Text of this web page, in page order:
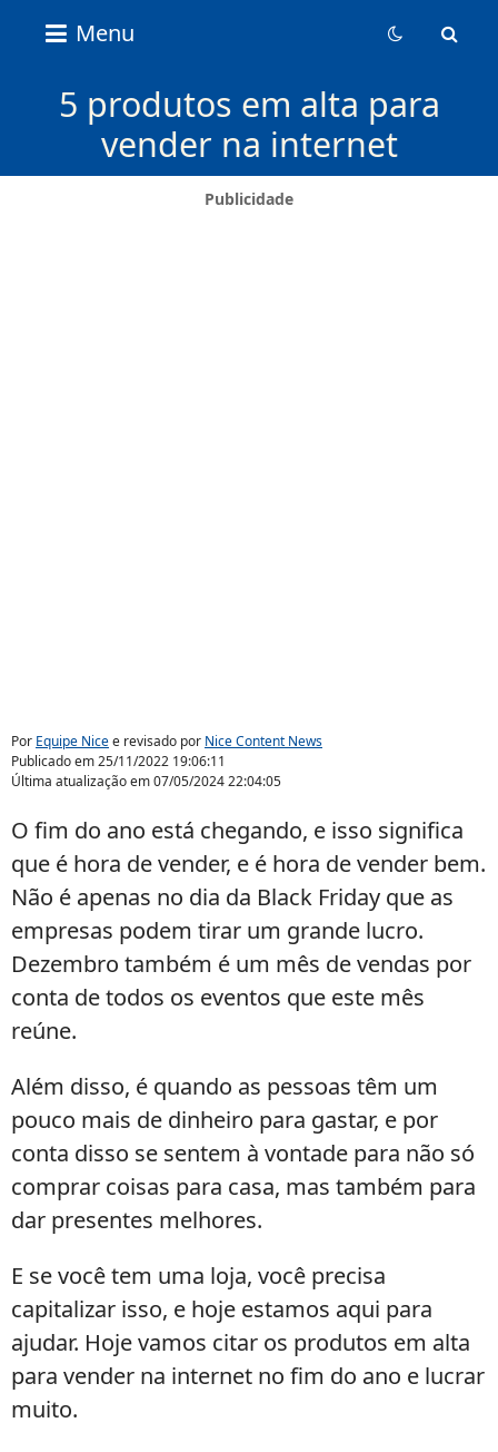
Content Menu
5 produtos em alta para
vender na internet
Por Equipe Nicee revisado por Nice Content News
Publicado em25/11/2022 19:06:11
Última atualização em07/05/2024 22:04:05
O fim do ano está chegando, e isso significa
que é hora de vender, e é hora de vender bem.
Não é apenas no dia da Black Friday que as
empresas podem tirar um grande lucro.
Dezembro também é um mês de vendas por
conta de todos os eventos que este mês
reúne.
Além disso, é quando as pessoas têm um
pouco mais de dinheiro para gastar, e por
conta disso se sentem à vontade para não só
comprar coisas para casa, mas também para
dar presentes melhores.
E se você tem uma loja, você precisa
capitalizar isso, e hoje estamos aqui para
ajudar. Hoje vamos citar os produtos em alta
para vender na internet no fim do ano e lucrar
muito.